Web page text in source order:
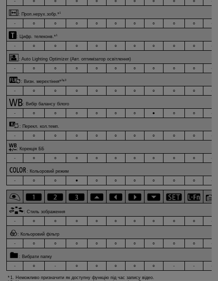
: Проп.нерух.зобр.*1
- ○ ○ ○ ○ ○ ○ ○ ○ ○ -
: Цифр. телеконв.*1
- ○ ○ ○ ○ ○ ○ ○ ○ ○ -
:Auto Lighting Optimizer (Авт. оптимізатор освітлення)
-
○ ○ ○ ○ ○ ○ ○ ○ ○ -
: Визн. мерехтіння*2*3
- ○ ○ ○ ○ ○ ○ ○ ○ ○ -
: Вибір балансу білого
-
○ ○ ○ ○ ○ ○ ● ○ ○ -
: Перекл. кол.темп.
-
○ ○ ○ ○ ○ ○ ○ ○ ○ -
: Корекція ББ
-
○ ○ ○ ○ ○ ○ ○ ○ ○ -
: Кольоровий режим
-
○ ○ ● ○ ○ ○ ○ ○ ○ -
:Стиль зображення
-
○ ○ ○ ○ ○ ○ ○ ○ ○ -
: Кольоровий фільтр
-
○ ○ ○ ○ ○ ○ ○ ○ ○ -
: Вибрати папку
-
○ - ○ ○ ○ ○ ○ - - -
1. Неможливо призначити як доступну функцію під час запису відео.